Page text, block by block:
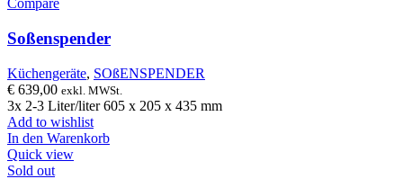
Compare
Soßenspender
Küchengeräte, SOßENSPENDER
€ 639,00 exkl. MWSt.
3x 2-3 Liter/liter 605 x 205 x 435 mm
Add to wishlist
In den Warenkorb
Quick view
Sold out